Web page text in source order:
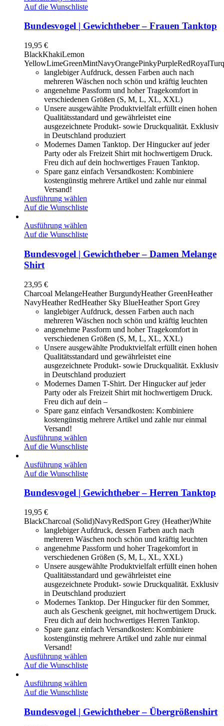
Auf die Wunschliste
Bundesvogel | Gewichtheber – Frauen Tanktop
19,95 €
BlackKhakiLemon
YellowLimeGreenMintNavyOrangePinkyPurpleRedRoyal
langlebiger Aufdruck, dessen Farben auch nach
mehreren Wäschen noch schön und kräftig leuchten
angenehme Passform und hoher Tragekomfort in
verschiedenen Größen (S, M, L, XL, XXL)
Unsere ausgewählte Produktvielfalt erfüllt einen hohen
Qualitätsstandard und gewährleistet eine
ausgezeichnete Produkt- sowie Druckqualität. Exklusiv
in Deutschland produziert
Modernes Damen Tanktop. Der Hingucker auf jeder
Party oder als Freizeit Shirt mit hochwertigem Druck.
Freu dich auf dein hochwertiges Frauen Tanktop.
Spare ganz einfach Versandkosten: Kombiniere
kostengünstig mehrere Artikel und zahle nur einmal
Versand!
Ausführung wählen
Auf die Wunschliste
Ausführung wählen
Auf die Wunschliste
Bundesvogel | Gewichtheber – Damen Melange
Shirt
23,95 €
Charcoal MelangeHeather BurgundyHeather GreenHeather
NavyHeather RedHeather Sky BlueHeather Sport Grey
langlebiger Aufdruck, dessen Farben auch nach
mehreren Wäschen noch schön und kräftig leuchten
angenehme Passform und hoher Tragekomfort in
verschiedenen Größen (S, M, L, XL, XXL)
Unsere ausgewählte Produktvielfalt erfüllt einen hohen
Qualitätsstandard und gewährleistet eine
ausgezeichnete Produkt- sowie Druckqualität. Exklusiv
in Deutschland produziert
Modernes Damen T-Shirt. Der Hingucker auf jeder
Party oder als Freizeit Shirt mit hochwertigem Druck.
Freu dich auf dein –
Spare ganz einfach Versandkosten: Kombiniere
kostengünstig mehrere Artikel und zahle nur einmal
Versand!
Ausführung wählen
Auf die Wunschliste
Ausführung wählen
Auf die Wunschliste
Bundesvogel | Gewichtheber – Herren Tanktop
19,95 €
BlackCharcoal (Solid)NavyRedSport Grey (Heather)White
langlebiger Aufdruck, dessen Farben auch nach
mehreren Wäschen noch schön und kräftig leuchten
angenehme Passform und hoher Tragekomfort in
verschiedenen Größen (S, M, L, XL, XXL)
Unsere ausgewählte Produktvielfalt erfüllt einen hohen
Qualitätsstandard und gewährleistet eine
ausgezeichnete Produkt- sowie Druckqualität. Exklusiv
in Deutschland produziert
Modernes Tanktop. Der Hingucker für den Sommer,
auch als Geschenk geeignet, mit hochwertigem Druck.
Freu dich auf dein hochwertiges Herren Tanktop.
Spare ganz einfach Versandkosten: Kombiniere
kostengünstig mehrere Artikel und zahle nur einmal
Versand!
Ausführung wählen
Auf die Wunschliste
Ausführung wählen
Auf die Wunschliste
Bundesvogel | Gewichtheber – Übergrößenshirt